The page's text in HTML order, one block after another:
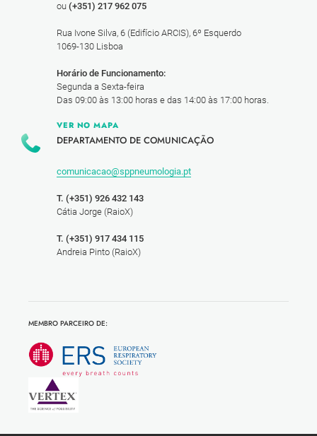
ou (+351) 217 962 075
Rua Ivone Silva, 6 (Edifício ARCIS), 6º Esquerdo
1069-130 Lisboa
Horário de Funcionamento:
Segunda a Sexta-feira
Das 09:00 às 13:00 horas e das 14:00 às 17:00 horas.
VER NO MAPA
DEPARTAMENTO DE COMUNICAÇÃO
comunicacao@sppneumologia.pt
T. (+351) 926 432 143
Cátia Jorge (RaioX)
T. (+351) 917 434 115
Andreia Pinto (RaioX)
MEMBRO PARCEIRO DE: